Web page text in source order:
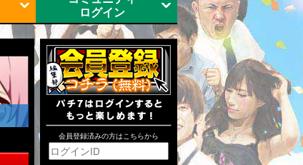
ログイン
会員登録済みの方はこちらから